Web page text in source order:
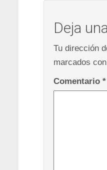
Deja
Tu dirección
marcados con
Comentario *